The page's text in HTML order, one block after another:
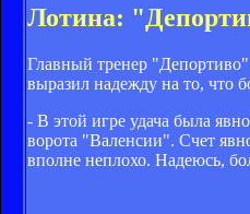
Лотина:
Главный тренер
выразил надежду на то, что
- В этой игре удача была
ворота "Валенсии". Счет
вполне неплохо. Надеюсь,